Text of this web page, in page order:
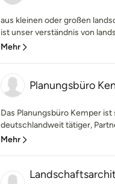
aus kleinen oder großen
ist unser verständnis von
Mehr
Planungsbüro
Das Planungsbüro Kemper
deutschlandweit tätiger,
Mehr